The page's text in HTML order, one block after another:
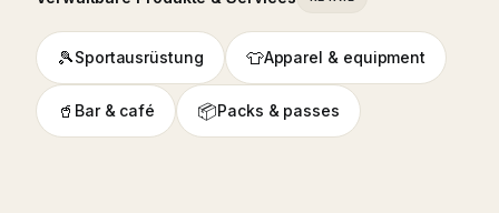
🎾Sportausrüstung 👕Apparel & equipment
🥤 Bar & café 📦Packs & passes